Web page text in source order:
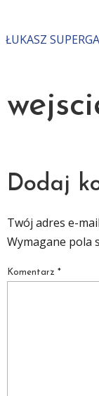
ŁUKASZ
Dodaj
Twój adres e-
Wymagane pola
Komentarz *